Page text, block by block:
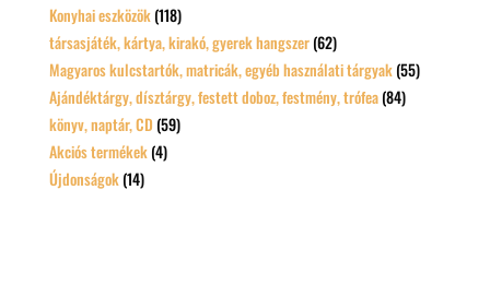
Konyhai eszközök (118)
társasjáték, kártya, kirakó, gyerek hangszer (62)
Magyaros kulcstartók, matricák, egyéb használati tárgyak (55)
Ajándéktárgy, dísztárgy, festett doboz, festmény, trófea (84)
könyv, naptár, CD (59)
Akciós termékek (4)
Újdonságok (14)